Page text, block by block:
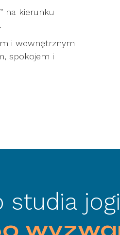
na kierunku
i wewnętrznym
spokojem i
studia